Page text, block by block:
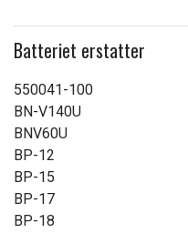
Batteriet erstatter
550041-100
BN-V140U
BNV60U
BP-12
BP-15
BP-17
BP-18